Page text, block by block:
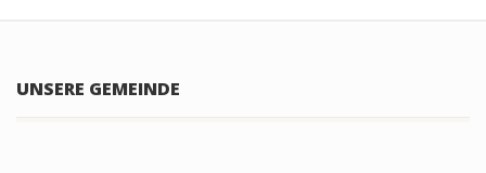
UNSERE GEMEINDE